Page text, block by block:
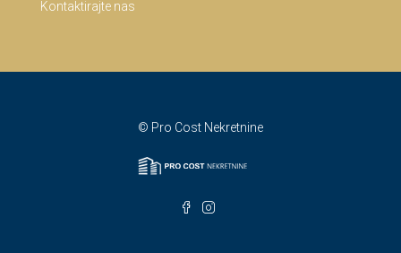
Kontaktirajte nas
© Pro Cost Nekretnine